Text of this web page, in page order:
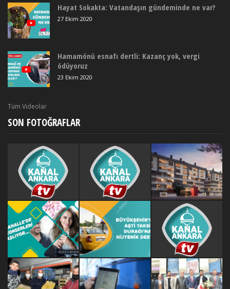
Hayat Sokakta: Vatandaşın gündeminde ne var?
27 Ekim 2020
Hamamönü esnafı dertli: Kazanç yok, vergi
ödüyoruz
23 Ekim 2020
Tüm Videolar
SON FOTOĞRAFLAR